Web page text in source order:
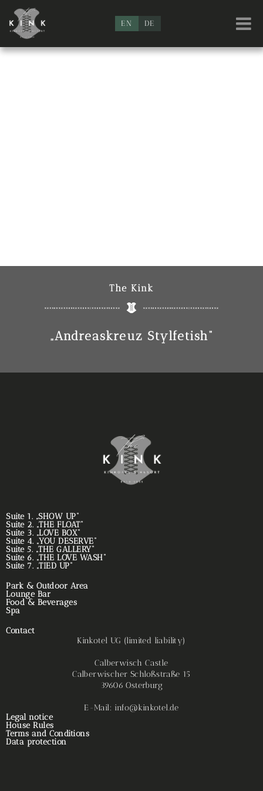
EN DE
The Kink
„Andreaskreuz Stylfetish“
Suite 1. „SHOW UP“
Suite 2. „THE FLOAT“
Suite 3. „LOVE BOX“
Suite 4. „YOU DESERVE“
Suite 5. „THE GALLERY“
Suite 6. „THE LOVE WASH“
Suite 7. „TIED UP“
Park & Outdoor Area
Lounge Bar
Food & Beverages
Spa
Contact
Kinkotel UG (limited liability)
Calberwisch Castle
Calberwischer Schloßstraße 15
39606 Osterburg
E-Mail: info@kinkotel.de
Legal notice
House Rules
Terms and Conditions
Data protection